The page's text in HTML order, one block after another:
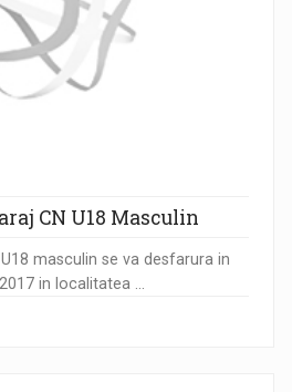
CN U18 Masculin
masculin se va desfarura in
in localitatea ...